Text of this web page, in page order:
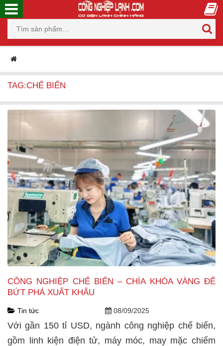
TAG:CHẾ BIẾN
CÔNG NGHIỆP CHẾ BIẾN – CHÌA KHÓA VÀNG ĐỂ
BỨT PHÁ XUẤT KHẨU
Tin tức 08/09/2025
Với gần 150 tỉ USD, ngành công nghiệp chế biến,
gồm linh kiện điện tử, máy móc, may mặc chiếm